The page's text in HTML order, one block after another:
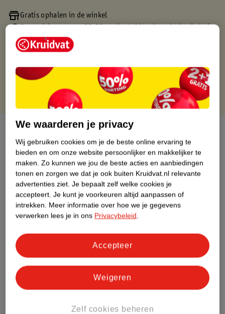
Gratis ophalen in de winkel
Gratis thuisbezorgd vanaf 50.00
Gratis retourneren binnen 30 dagen
Over dit product
Productinformatie
Etiketinformatie
Nature Impact Score
Meer informatie
Bestel & Bezorginformatie
We waarderen je privacy
Wij gebruiken cookies om je de beste online ervaring te
bieden en om onze website persoonlijker en makkelijker te
maken. Zo kunnen we jou de beste acties en aanbiedingen
tonen en zorgen we dat je ook buiten Kruidvat.nl relevante
advertenties ziet. Je bepaalt zelf welke cookies je
accepteert. Je kunt je voorkeuren altijd aanpassen of
intrekken. Meer informatie over hoe we je gegevens
verwerken lees je in ons Privacybeleid.
Zelf cookies beheren
Weigeren
Accepteer